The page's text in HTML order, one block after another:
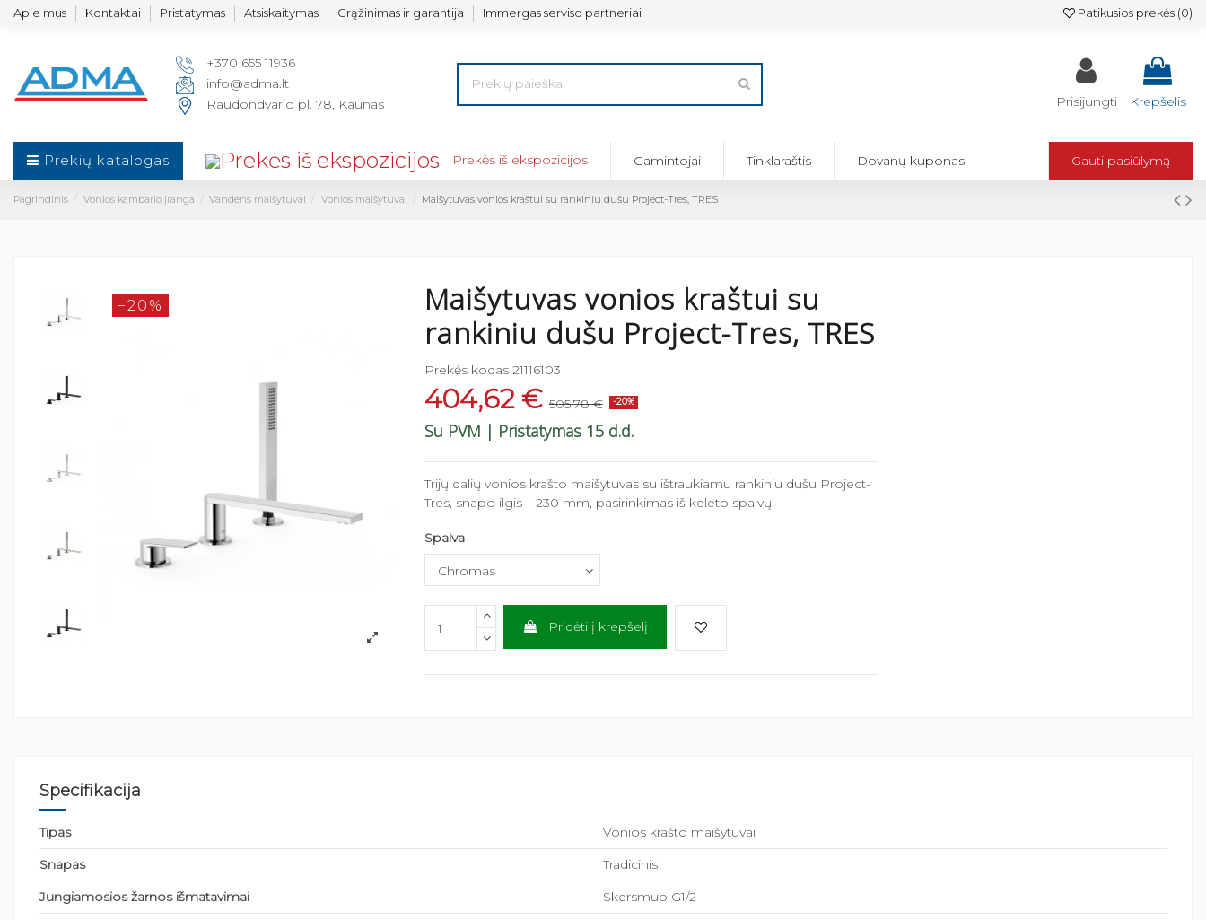
Apie mus Kontaktai Pristatymas Atsiskaitymas Grąžinimas ir garantija Immergas serviso partneriai Patikusios prekės (0)
+370 655 11936
info@adma.lt
Raudondvario pl. 78, Kaunas
Prisijungti Krepšelis
Prekių katalogas Prekės iš ekspozicijos Gamintojai Tinklaraštis Dovanų kuponas Gauti pasiūlymą
Pagrindinis Vonios kambario įranga Vandens maišytuvai Vonios maišytuvai Maišytuvas vonios kraštui su rankiniu dušu Project-Tres, TRES
−20%
Maišytuvas vonios kraštui su
rankiniu dušu Project-Tres, TRES
Prekės kodas 21116103
404,62 € 505,78 € -20%
Su PVM | Pristatymas 15 d.d.
Trijų dalių vonios krašto maišytuvas su ištraukiamu rankiniu dušu Project-
Tres, snapo ilgis – 230 mm, pasirinkimas iš keleto spalvų.
Spalva
Pridėti į krepšelį
Specifikacija
Tipas
Vonios krašto maišytuvai
Snapas
Tradicinis
Jungiamosios žarnos išmatavimai
Skersmuo G1/2